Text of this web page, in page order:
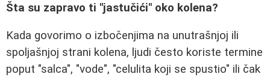
Šta su zapravo ti "jastučići" oko kolena?
Kada govorimo o izbočenjima na unutrašnjoj ili
spoljašnjoj strani kolena, ljudi često koriste termine
poput "salca", "vode", "celulita koji se spustio" ili čak